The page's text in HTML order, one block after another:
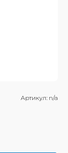
Артикул: n/a